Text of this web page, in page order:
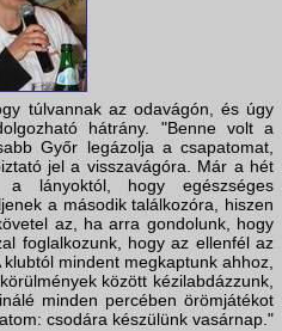
túlvannak az odavágón, és úgy
hátrány. "Benne volt a
Győr legázolja a csapatomat,
jel a visszavágóra. Már a hét
lányoktól, hogy egészséges
a második találkozóra, hiszen
az, ha arra gondolunk, hogy
foglalkozunk, hogy az ellenfél az
mindent megkaptunk ahhoz,
között kézilabdázzunk,
minden percében örömjátékot
csodára készülünk vasárnap."